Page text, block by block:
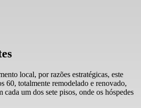
local, por razões estratégicas, este
60, totalmente remodelado e renovado,
cada um dos sete pisos, onde os hóspedes